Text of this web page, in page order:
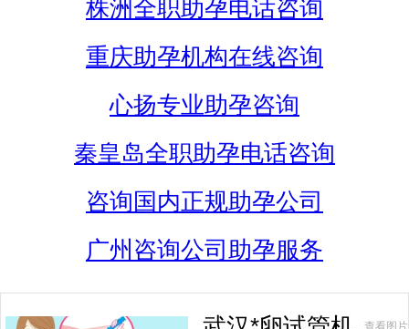
株洲全职助孕电话咨询
重庆助孕机构在线咨询
心扬专业助孕咨询
秦皇岛全职助孕电话咨询
咨询国内正规助孕公司
广州咨询公司助孕服务
查看图片